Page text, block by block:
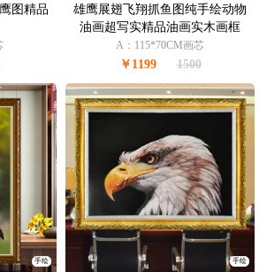
图精品
雄鹰展翅飞翔抓鱼图纯手绘动物
油画超写实精品油画实木画框
A：115*70CM画芯
￥1199 1500
手绘 手绘